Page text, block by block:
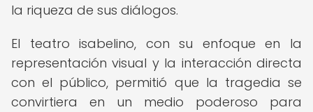
la riqueza de sus diálogos.
El teatro isabelino, con su enfoque en la
representación visual y la interacción directa
con el público, permitió que la tragedia se
convirtiera en un medio poderoso para